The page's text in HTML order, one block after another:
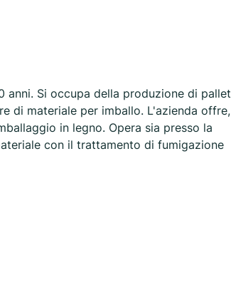
Si occupa della produzione di pallet
di materiale per imballo. L'azienda offre,
in legno. Opera sia presso la
con il trattamento di fumigazione